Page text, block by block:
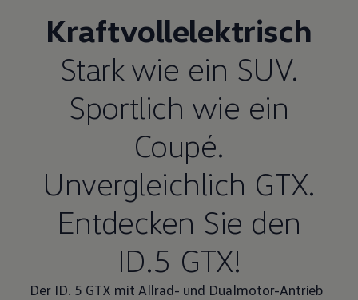
Kraftvollelektrisch
Stark wie ein SUV.
Sportlich wie ein
Coupé.
Unvergleichlich GTX.
Entdecken Sie den
ID.5 GTX!
Der ID. 5 GTX mit Allrad- und Dualmotor-Antrieb